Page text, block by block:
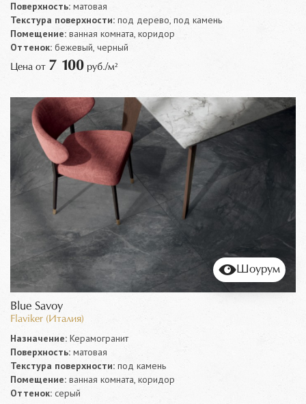
Поверхность: матовая
Текстура поверхности: под дерево, под камень
Помещение: ванная комната, коридор
Оттенок: бежевый, черный
Цена от 7 100 руб./м²
Шоурум
Blue Savoy
Flaviker (Италия)
Назначение: Керамогранит
Поверхность: матовая
Текстура поверхности: под камень
Помещение: ванная комната, коридор
Оттенок: серый